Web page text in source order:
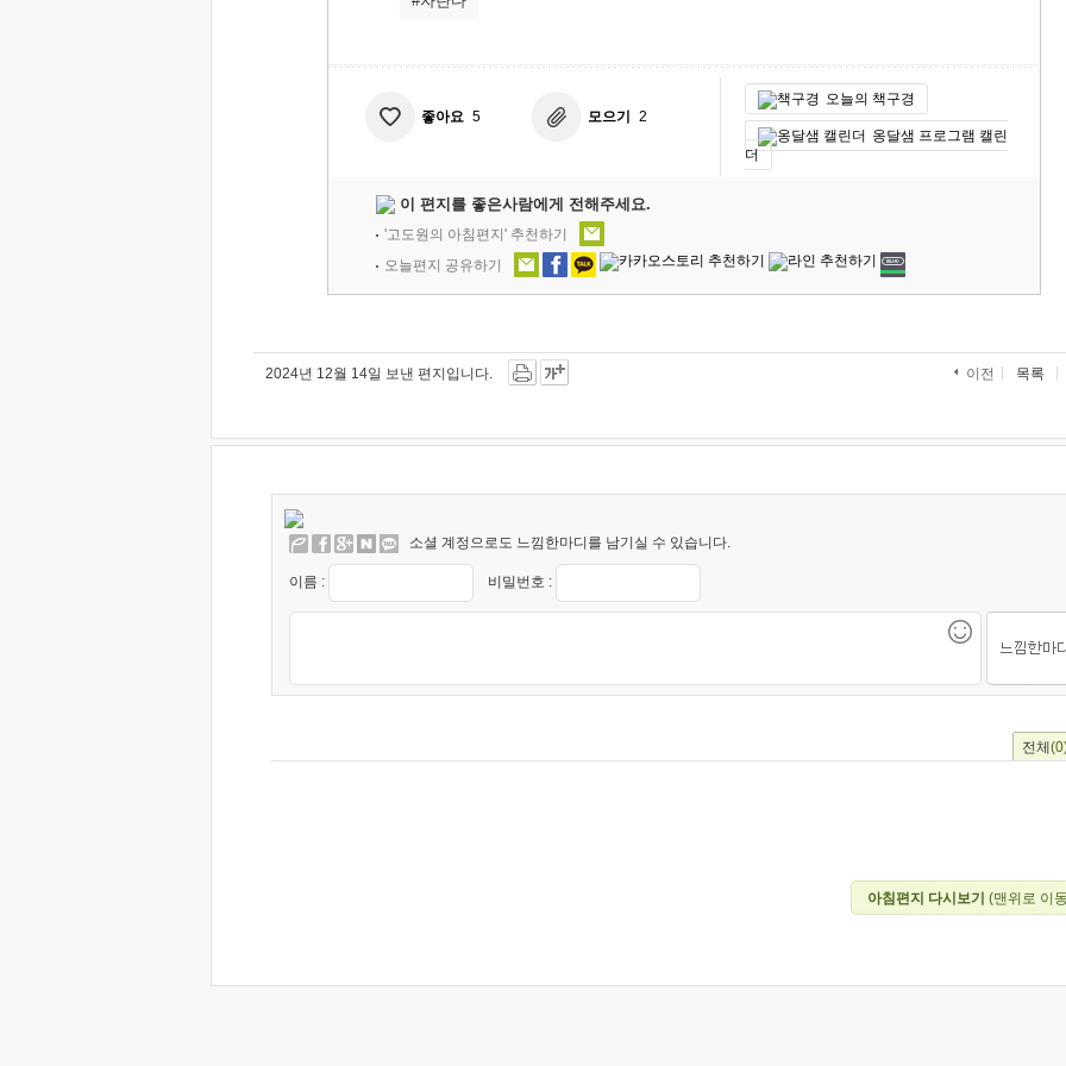
좋아요 5 모으기 2
오늘의 책구경
옹달샘 프로그램 캘린
더
이 편지를 좋은사람에게 전해주세요.
'고도원의 아침편지' 추천하기
오늘편지 공유하기
2024년 12월 14일 보낸 편지입니다. 이전 목록
소셜 계정으로도 느낌한마디를 남기실 수 있습니다.
이름 : 비밀번호 :
전체
아침편지 다시보기 (맨위로 이